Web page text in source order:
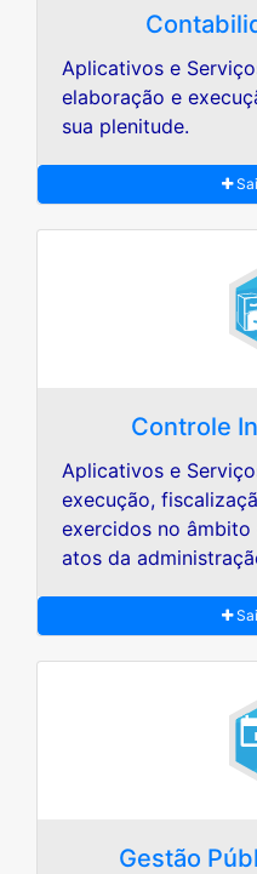
Aplicativos e
elaboração e
sua plenitude.
Controle
Aplicativos e
execução,
exercidos no âmbito
atos da
Gestão